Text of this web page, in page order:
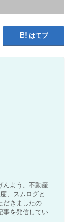
はてブ
んよう。不動産
、スムログと
だきましたの
事を発信してい